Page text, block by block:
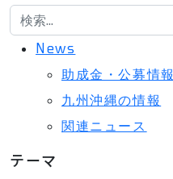
検索
News
助成金・公募情報
九州沖縄の情報
関連ニュース
テーマ